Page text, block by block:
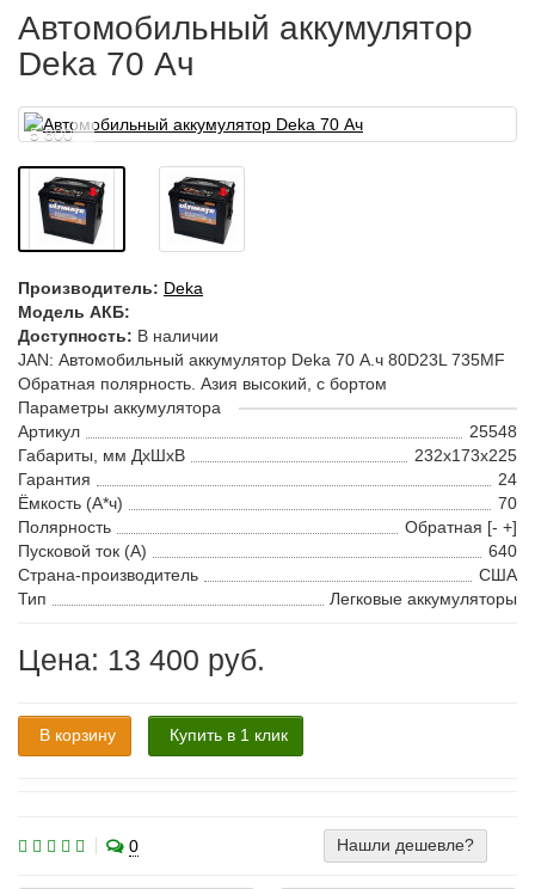
Автомобильный аккумулятор
Deka 70 Ач
5 800
Производитель: Deka
Модель АКБ:
Доступность: В наличии
JAN: Автомобильный аккумулятор Deka 70 А.ч 80D23L 735MF
Обратная полярность. Азия высокий, с бортом
Параметры аккумулятора
Артикул
25548
Габариты, мм ДхШхВ
232x173x225
Гарантия
24
Ёмкость (А*ч)
70
Полярность
Обратная [- +]
Пусковой ток (А)
640
Страна-производитель
США
Тип
Легковые аккумуляторы
Цена: 13 400 руб.
В корзину Купить в 1 клик
0 Нашли дешевле?